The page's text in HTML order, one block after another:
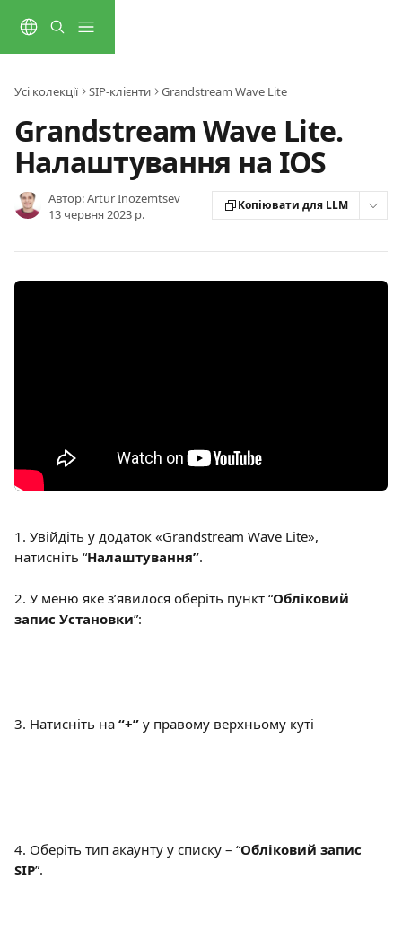
Усі колекції SIP-клієнти Grandstream Wave Lite
Grandstream Wave Lite.
Налаштування на IOS
Автор:Artur Inozemtsev
13 червня 2023 р.
Копіювати для LLM
1. Увійдіть у додаток «Grandstream Wave Lite»,
натисніть “Налаштування”.
2. У меню яке з’явилося оберіть пункт “Обліковий
запис Установки”:
3. Натисніть на “+” у правому верхньому куті
4. Оберіть тип акаунту у списку – “Обліковий запис
SIP”.